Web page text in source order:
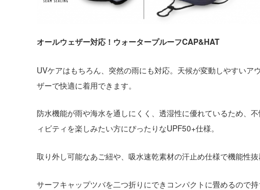
オールウェザー対応！ウォータープルーフCAP&HAT
UVケアはもちろん、突然の雨にも対応。天候が変動しやすい
ザーで快適に着用できます。
防水機能が雨や海水を通しにくく、透湿性に優れているため、
ィビティを楽しみたい方にぴったりなUPF50+仕様。
取り外し可能なあご紐や、吸水速乾素材の汗止め仕様で機能性抜
サーフキャップツバを二つ折りにできコンパクトに畳めるので持